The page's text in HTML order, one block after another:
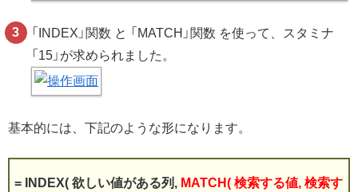
「INDEX」関数 と 「MATCH」関数 を使って、スタミナ
「15」が求められました。
基本的には、下記のような形になります。
= INDEX( 欲しい値がある列, MATCH( 検索する値, 検索す